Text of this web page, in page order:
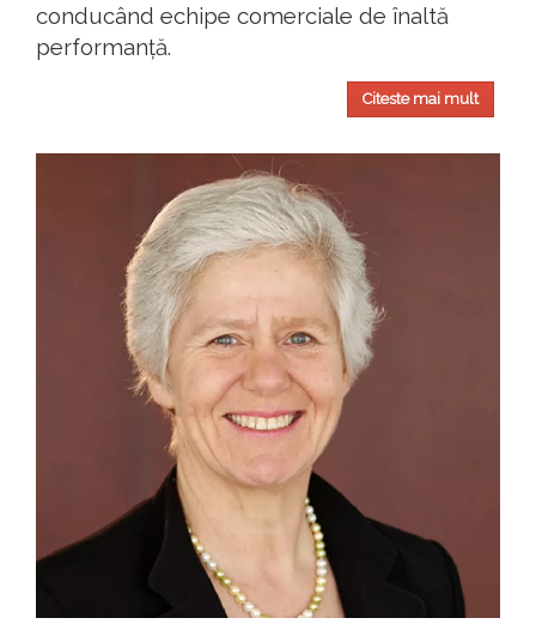
conducând echipe comerciale de înaltă
performanță.
Citeste mai mult